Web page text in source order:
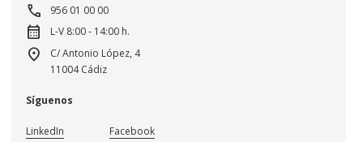
call 956 01 00 00
calendar_month L-V 8:00 - 14:00 h.
location_on
C/ Antonio López, 4
11004 Cádiz
Síguenos
LinkedIn
Facebook